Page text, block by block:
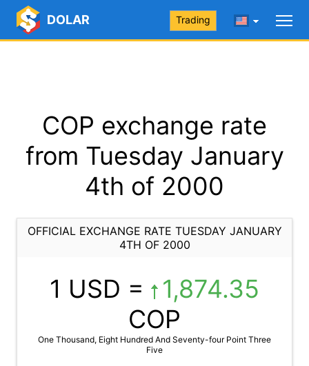
DOLAR Trading
COP exchange rate
from Tuesday January
4th of 2000
OFFICIAL EXCHANGE RATE TUESDAY JANUARY
4TH OF 2000
1 USD =
1,874.35
COP
One Thousand, Eight Hundred And Seventy-four Point Three
Five